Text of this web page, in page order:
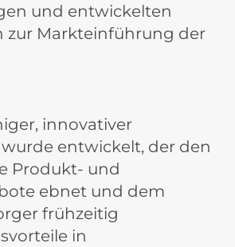
und entwickelten
zur Markteinführung der
innovativer
entwickelt, der den
Produkt- und
ebnet und dem
frühzeitig
in